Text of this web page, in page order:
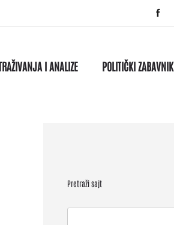
I ANALIZE POLITIČKI ZABAVNIK
Pretraži sajt